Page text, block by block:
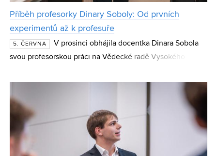
Příběh profesorky Dinary Soboly: Od prvních
experimentů až k profesuře
5. ČERVNA
V prosinci obhájila docentka Dinara Sobola
svou profesorskou práci na Vědecké radě Vysokého učení
prezidentem České republiky profesorkou. Její profesní d